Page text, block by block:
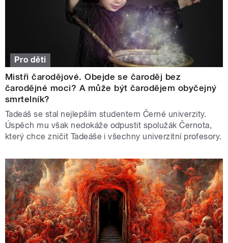
Pro děti
Mistři čarodějové. Obejde se čaroděj bez
čarodějné moci? A může být čarodějem obyčejný
smrtelník?
Tadeáš se stal nejlepším studentem Černé univerzity.
Úspěch mu však nedokáže odpustit spolužák Černota,
který chce zničit Tadeáše i všechny univerzitní profesory.